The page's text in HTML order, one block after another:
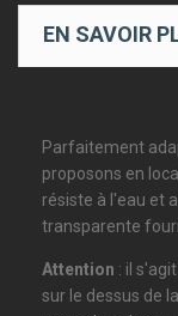
EN SAVOIR
Parfaitement
proposons en
résiste à l'eau et
transparente
Attention : il
sur le dessus de